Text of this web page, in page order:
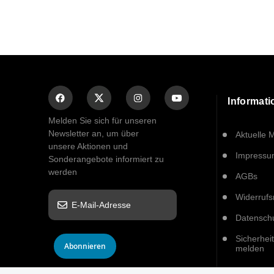
Melden Sie sich für unseren
Newsletter an, um über
unsere Aktionen und
Sonderangebote informiert zu
werden
Abonnieren
Aktuelle
AGBs
melden